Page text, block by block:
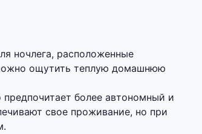
ночлега, расположенные
ощутить теплую домашнюю
более автономный и
свое проживание, но при